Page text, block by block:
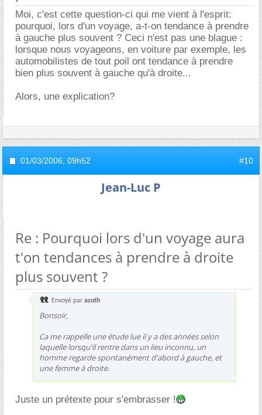
Moi, c'est cette question-ci qui me vient à l'esprit:
pourquoi, lors d'un voyage, a-t-on tendance à prendre
à gauche plus souvent ? Ceci n'est pas une blague :
lorsque nous voyageons, en voiture par exemple, les
automobilistes de tout poil ont tendance à prendre
bien plus souvent à gauche qu'à droite...
Alors, une explication?
01/03/2006, 09h52 #10
Jean-Luc P
Re : Pourquoi lors d'un voyage aura
t'on tendances à prendre à droite
plus souvent ?
Envoyé par azoth
Bonsoir,
Ca me rappelle une étude lue il y a des années selon
laquelle lorsqu'il rentre dans un lieu inconnu, un
homme regarde spontanément d'abord à gauche, et
une femme à droite.
Juste un prétexte pour s'embrasser !